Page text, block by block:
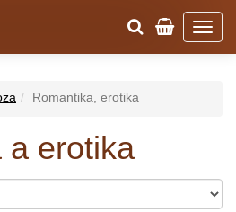
Romantika, erotika
a erotika